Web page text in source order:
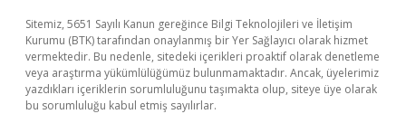
Sitemiz, 5651 Sayılı Kanun gereğince Bilgi Teknolojileri ve İletişim
Kurumu (BTK) tarafından onaylanmış bir Yer Sağlayıcı olarak hizmet
vermektedir. Bu nedenle, sitedeki içerikleri proaktif olarak denetleme
veya araştırma yükümlülüğümüz bulunmamaktadır. Ancak, üyelerimiz
yazdıkları içeriklerin sorumluluğunu taşımakta olup, siteye üye olarak
bu sorumluluğu kabul etmiş sayılırlar.